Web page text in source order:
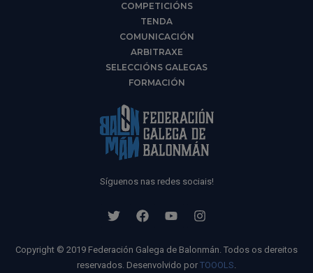
COMPETICIÓNS
TENDA
COMUNICACIÓN
ARBITRAXE
SELECCIÓNS GALEGAS
FORMACIÓN
Síguenos nas redes sociais!
Copyright © 2019 Federación Galega de Balonmán. Todos os dereitos
reservados. Desenvolvido por TOOOLS.